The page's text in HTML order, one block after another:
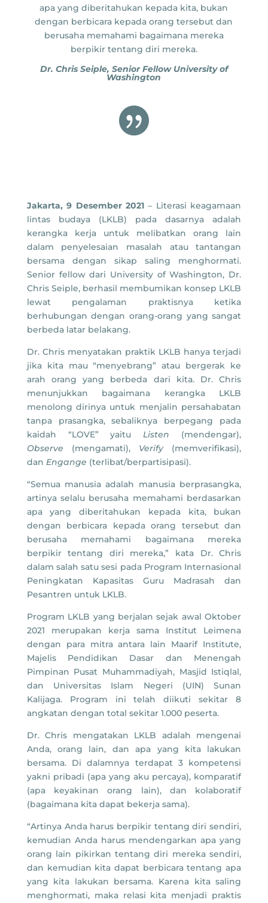
apa yang diberitahukan kepada kita, bukan
dengan berbicara kepada orang tersebut dan
berusaha memahami bagaimana mereka
berpikir tentang diri mereka.
Dr. Chris Seiple, Senior Fellow University of
Washington

Jakarta, 9 Desember 2021 – Literasi keagamaan
lintas budaya (LKLB) pada dasarnya adalah
kerangka kerja untuk melibatkan orang lain
dalam penyelesaian masalah atau tantangan
bersama dengan sikap saling menghormati.
Senior fellow dari University of Washington, Dr.
Chris Seiple, berhasil membumikan konsep LKLB
lewat pengalaman praktisnya ketika
berhubungan dengan orang-orang yang sangat
berbeda latar belakang.
Dr. Chris menyatakan praktik LKLB hanya terjadi
jika kita mau “menyebrang” atau bergerak ke
arah orang yang berbeda dari kita. Dr. Chris
menunjukkan bagaimana kerangka LKLB
menolong dirinya untuk menjalin persahabatan
tanpa prasangka, sebaliknya berpegang pada
kaidah “LOVE” yaituListen (mendengar),
Observe (mengamati), Verify(memverifikasi),
dan Engange (terlibat/berpartisipasi).
“Semua manusia adalah manusia berprasangka,
artinya selalu berusaha memahami berdasarkan
apa yang diberitahukan kepada kita, bukan
dengan berbicara kepada orang tersebut dan
berusaha memahami bagaimana mereka
berpikir tentang diri mereka,” kata Dr. Chris
dalam salah satu sesi pada Program Internasional
Peningkatan Kapasitas Guru Madrasah dan
Pesantren untuk LKLB.
Program LKLB yang berjalan sejak awal Oktober
2021 merupakan kerja sama Institut Leimena
dengan para mitra antara lain Maarif Institute,
Majelis Pendidikan Dasar dan Menengah
Pimpinan Pusat Muhammadiyah, Masjid Istiqlal,
dan Universitas Islam Negeri (UIN) Sunan
Kalijaga. Program ini telah diikuti sekitar 8
angkatan dengan total sekitar 1.000 peserta.
Dr. Chris mengatakan LKLB adalah mengenai
Anda, orang lain, dan apa yang kita lakukan
bersama. Di dalamnya terdapat 3 kompetensi
yakni pribadi (apa yang aku percaya), komparatif
(apa keyakinan orang lain), dan kolaboratif
(bagaimana kita dapat bekerja sama).
“Artinya Anda harus berpikir tentang diri sendiri,
kemudian Anda harus mendengarkan apa yang
orang lain pikirkan tentang diri mereka sendiri,
dan kemudian kita dapat berbicara tentang apa
yang kita lakukan bersama. Karena kita saling
menghormati, maka relasi kita menjadi praktis